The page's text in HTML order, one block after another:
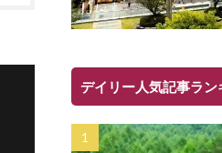
デイリー人気記事ラン